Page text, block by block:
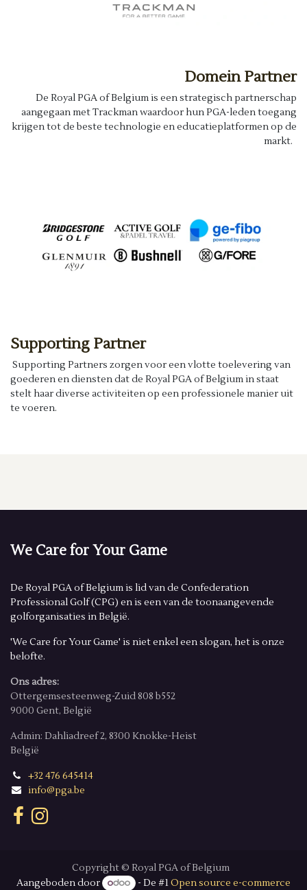
Domein Partner
De Royal PGA of Belgium is een strategisch partnerschap
aangegaan met Trackman waardoor hun PGA-leden toegang
krijgen tot de beste technologie en educatieplatformen op de
markt.
Supporting Partner
Supporting Partners zorgen voor een vlotte toelevering van
goederen en diensten dat de Royal PGA of Belgium in staat
stelt haar diverse activiteiten op een professionele manier uit
te voeren.
We Care for Your Game
De Royal PGA of Belgium is lid van de Confederation
Professional Golf (CPG) en is een van de toonaangevende
golforganisaties in België.
'We Care for Your Game' is niet enkel een slogan, het is onze
belofte.
Ons adres:
Ottergemsesteenweg-Zuid 808 b552
9000 Gent, België
Admin: Dahliadreef 2, 8300 Knokke-Heist
België
+32 476 645414
info@pga.be
Copyright © Royal PGA of Belgium
Aangeboden door
- De #1Open source e-commerce